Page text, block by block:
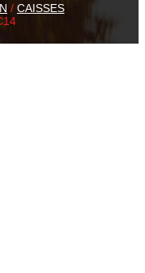
/ CAISSES